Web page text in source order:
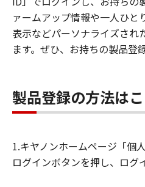
ァームアップ情報や一人ひと
表示などパーソナライズされ
ます。ぜひ、お持ちの製品登
製品登録の方法は
1.キヤノンホームページ「個
ログインボタンを押し、ログ